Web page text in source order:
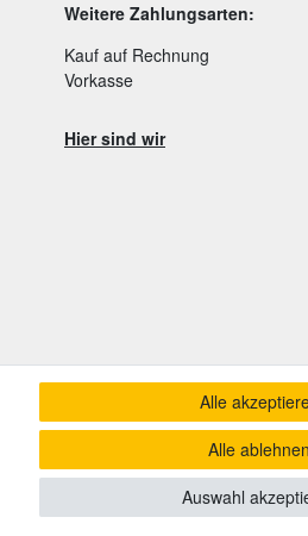
Weitere Zahlungsarten:
Kauf auf Rechnung
Vorkasse
Hier sind wir
Alle
Alle ablehnen
Auswahl